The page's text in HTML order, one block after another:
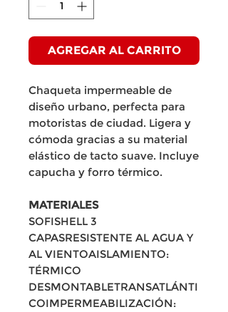
AGREGAR AL CARRITO
Chaqueta impermeable de
diseño urbano, perfecta para
motoristas de ciudad. Ligera y
cómoda gracias a su material
elástico de tacto suave. Incluye
capucha y forro térmico.
MATERIALES
SOFISHELL 3
CAPASRESISTENTE AL AGUA Y
AL VIENTOAISLAMIENTO:
TÉRMICO
DESMONTABLETRANSATLÁNTI
COIMPERMEABILIZACIÓN: